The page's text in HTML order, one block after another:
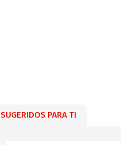
SUGERIDOS PARA TI